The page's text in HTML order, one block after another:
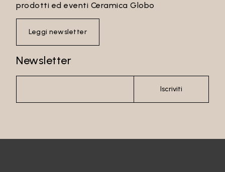
Password
prodotti ed eventi Ceramica Globo
Leggi newsletter
Newsletter
Iscriviti